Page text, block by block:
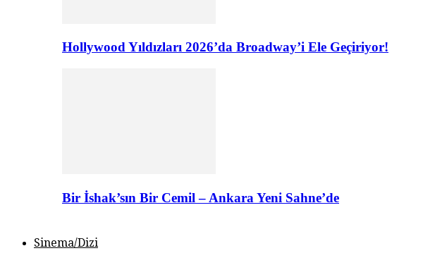
Hollywood Yıldızları 2026’da Broadway’i Ele Geçiriyor!
Bir İshak’sın Bir Cemil – Ankara Yeni Sahne’de
Sinema/Dizi